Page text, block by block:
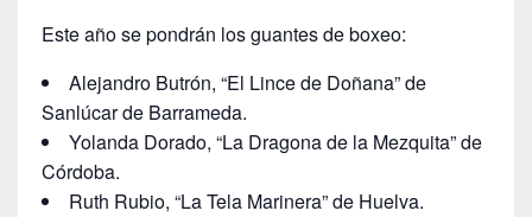
Este año se pondrán los guantes de boxeo:
Alejandro Butrón, “El Lince de Doñana” de
Sanlúcar de Barrameda.
Yolanda Dorado, “La Dragona de la Mezquita” de
Córdoba.
Ruth Rubio, “La Tela Marinera” de Huelva.